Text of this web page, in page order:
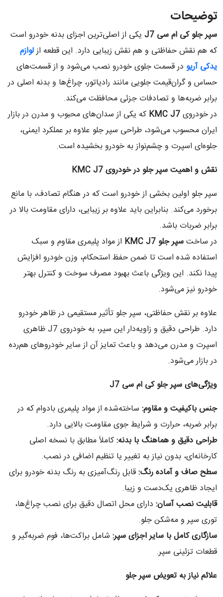
توضیحات
سپر جلو کی ام سی
یکی از اصلی‌ترین اجزای بدنه خودرو است
که هم نقش حفاظتی و هم نقش زیبایی دارد. این قطعه ازلوازم
یدکی آریو در قسمت جلوی خودرو نصب می‌شود و از قسمت‌های
حساس و گران‌قیمت جلویی مانند رادیاتور، چراغ‌ها و بدنه اصلی در
برابر ضربه‌ها و تصادفات جزئی محافظت می‌کند.
در خودرویKMC J7 که یکی از سدان‌های محبوب و مدرن در بازار
ایران محسوب می‌شود، طراحی سپر جلو علاوه بر عملکرد ایمنی،
جلوه‌ای اسپرت و چشم‌نواز به خودرو بخشیده است.
نقش و اهمیت سپر جلو در خودروی
سپر جلو اولین بخشی از خودرو است که در هنگام تصادف، با مانع
برخورد می‌کند. بنابراین باید علاوه بر زیبایی، دارای مقاومت بالا در
برابر ضربات باشد.
در ساختسپر جلو
از مواد پلیمری مقاوم و سبک
استفاده شده است تا ضمن حفظ استحکام، وزن خودرو افزایش
پیدا نکند. این ویژگی باعث بهبود مصرف سوخت و کنترل بهتر
خودرو نیز می‌شود.
علاوه بر نقش حفاظتی، سپر جلو تأثیر مستقیمی در ظاهر خودرو
دارد. طراحی دقیق و زاویه‌دار این سپر، به خودروی J7 ظاهری
اسپرت و مدرن می‌دهد و باعث تمایز آن از سایر خودروهای هم‌رده
در بازار می‌شود.
ویژگی‌های سپر جلو کی ام سی
جنس باکیفیت و مقاوم: ساخته‌شده از مواد پلیمری بادوام که در
برابر ضربه، حرارت و شرایط جوی مقاومت بالایی دارد.
طراحی دقیق و هماهنگ با بدنه:کاملاً مطابق با نسخه اصلی
کارخانه‌ای، بدون نیاز به تغییر یا تنظیم اضافی در نصب.
سطح صاف و آماده رنگ:قابل رنگ‌آمیزی به رنگ بدنه خودرو برای
ایجاد ظاهری یک‌دست و زیبا.
قابلیت نصب آسان: دارای محل اتصال دقیق برای نصب چراغ‌ها،
توری سپر و مه‌شکن جلو.
سازگاری کامل با سایر اجزای سپر: شامل براکت‌ها، فوم ضربه‌گیر و
قطعات تزئینی سپر.
علائم نیاز به تعویض سپر جلو